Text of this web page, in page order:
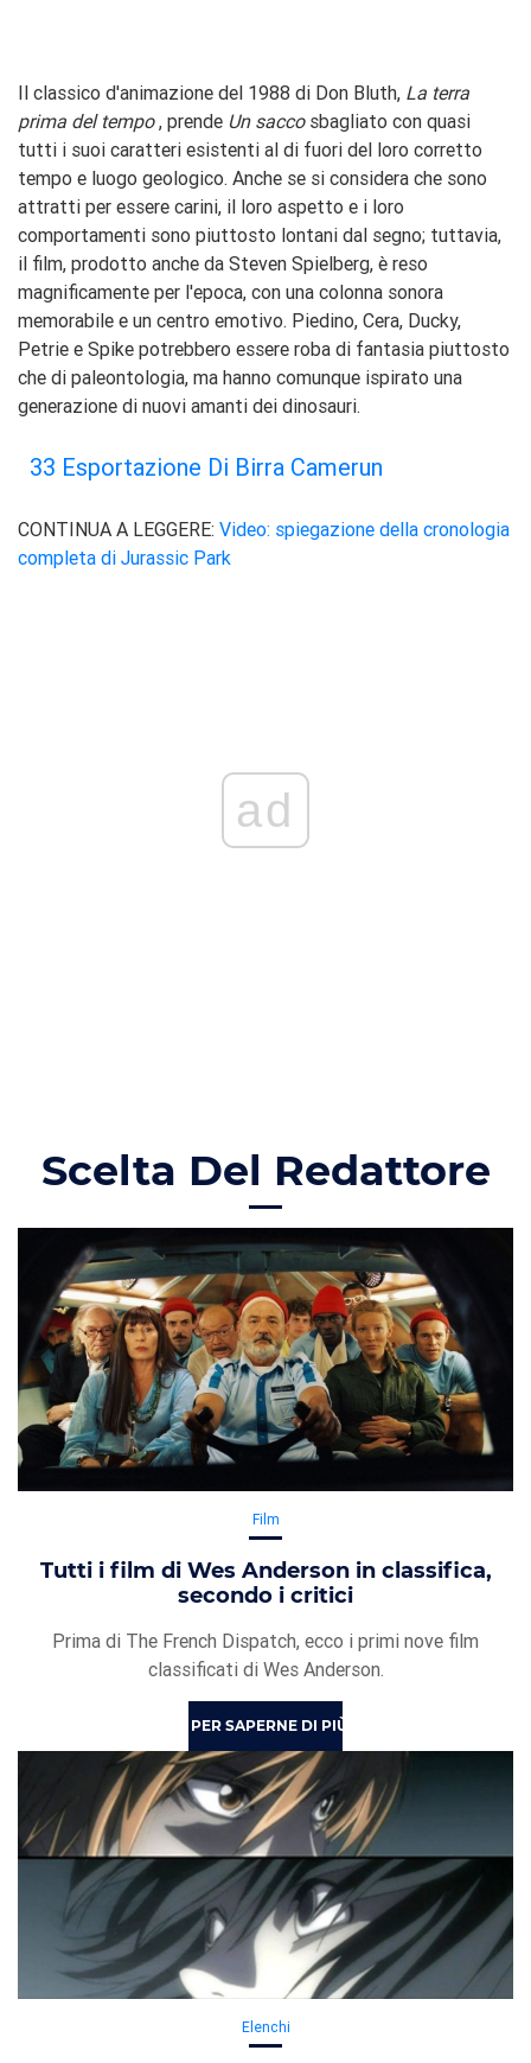
Il classico d'animazione del 1988 di Don Bluth, La terra
prima del tempo, prende Un saccosbagliato con quasi
tutti i suoi caratteri esistenti al di fuori del loro corretto
tempo e luogo geologico. Anche se si considera che sono
attratti per essere carini, il loro aspetto e i loro
comportamenti sono piuttosto lontani dal segno; tuttavia,
il film, prodotto anche da Steven Spielberg, è reso
magnificamente per l'epoca, con una colonna sonora
memorabile e un centro emotivo. Piedino, Cera, Ducky,
Petrie e Spike potrebbero essere roba di fantasia piuttosto
che di paleontologia, ma hanno comunque ispirato una
generazione di nuovi amanti dei dinosauri.
33 Esportazione Di Birra Camerun
CONTINUA A LEGGERE: Video: spiegazione della cronologia
completa di Jurassic Park
ad
Scelta Del Redattore
Film
Tutti i film di Wes Anderson in classifica,
secondo i critici
Prima di The French Dispatch, ecco i primi nove film
classificati di Wes Anderson.
PER SAPERNE DI PIÙ
Elenchi